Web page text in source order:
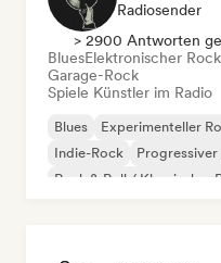
Radiosender
> 2900 Antworten
BluesElektronischer Rock
Garage-Rock
Spiele Künstler im Radio
Blues Experimenteller
Indie-Rock
Progressiver
Rock & Roll / Klassischer